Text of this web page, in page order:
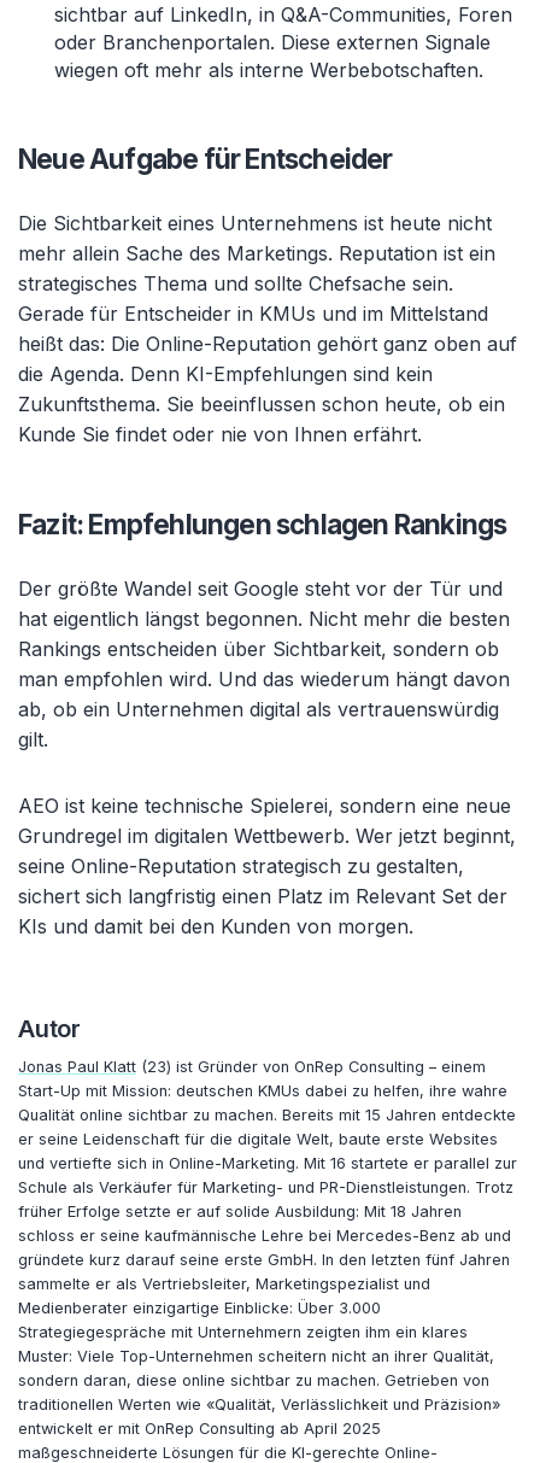
sichtbar auf LinkedIn, in Q&A-Communities, Foren
oder Branchenportalen. Diese externen Signale
wiegen oft mehr als interne Werbebotschaften.
Neue Aufgabe für Entscheider
Die Sichtbarkeit eines Unternehmens ist heute nicht
mehr allein Sache des Marketings. Reputation ist ein
strategisches Thema und sollte Chefsache sein.
Gerade für Entscheider in KMUs und im Mittelstand
heißt das: Die Online-Reputation gehört ganz oben auf
die Agenda. Denn KI-Empfehlungen sind kein
Zukunftsthema. Sie beeinflussen schon heute, ob ein
Kunde Sie findet oder nie von Ihnen erfährt.
Fazit: Empfehlungen schlagen Rankings
Der größte Wandel seit Google steht vor der Tür und
hat eigentlich längst begonnen. Nicht mehr die besten
Rankings entscheiden über Sichtbarkeit, sondern ob
man empfohlen wird. Und das wiederum hängt davon
ab, ob ein Unternehmen digital als vertrauenswürdig
gilt.
AEO ist keine technische Spielerei, sondern eine neue
Grundregel im digitalen Wettbewerb. Wer jetzt beginnt,
seine Online-Reputation strategisch zu gestalten,
sichert sich langfristig einen Platz im Relevant Set der
KIs und damit bei den Kunden von morgen.
Autor
Jonas Paul Klatt (23) ist Gründer von OnRep Consulting – einem
Start-Up mit Mission: deutschen KMUs dabei zu helfen, ihre wahre
Qualität online sichtbar zu machen. Bereits mit 15 Jahren entdeckte
er seine Leidenschaft für die digitale Welt, baute erste Websites
und vertiefte sich in Online-Marketing. Mit 16 startete er parallel zur
Schule als Verkäufer für Marketing- und PR-Dienstleistungen. Trotz
früher Erfolge setzte er auf solide Ausbildung: Mit 18 Jahren
schloss er seine kaufmännische Lehre bei Mercedes-Benz ab und
gründete kurz darauf seine erste GmbH. In den letzten fünf Jahren
sammelte er als Vertriebsleiter, Marketingspezialist und
Medienberater einzigartige Einblicke: Über 3.000
Strategiegespräche mit Unternehmern zeigten ihm ein klares
Muster: Viele Top-Unternehmen scheitern nicht an ihrer Qualität,
sondern daran, diese online sichtbar zu machen. Getrieben von
traditionellen Werten wie «Qualität, Verlässlichkeit und Präzision»
entwickelt er mit OnRep Consulting ab April 2025
maßgeschneiderte Lösungen für die KI-gerechte Online-